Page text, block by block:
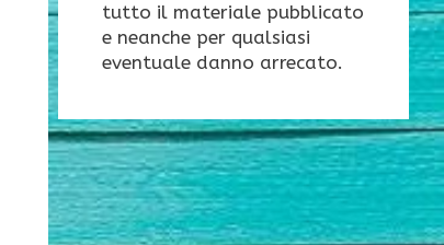
tutto il materiale pubblicato
e neanche per qualsiasi
eventuale danno arrecato.